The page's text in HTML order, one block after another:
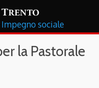
sociale
la Pastorale